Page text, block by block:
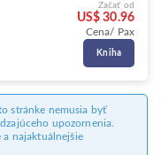
Začať od
US$ 30.96
Cena/ Pax
Kniha
stránke nemusia byť
upozornenia.
a najaktuálnejšie